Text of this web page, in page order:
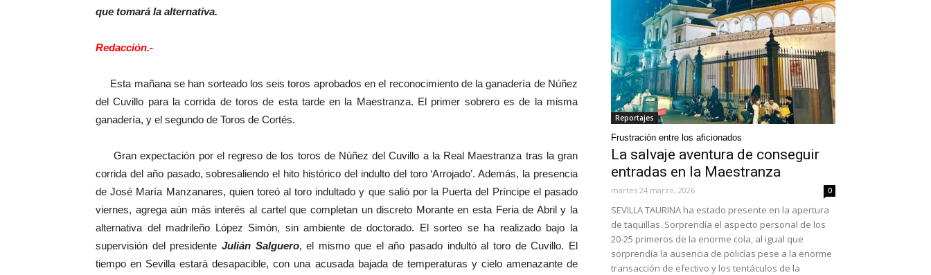
que tomará la alternativa.
Redacción.-
Esta mañana se han sorteado los seis toros aprobados en el reconocimiento de la ganadería de Núñez
del Cuvillo para la corrida de toros de esta tarde en la Maestranza. El primer sobrero es de la misma
ganadería, y el segundo de Toros de Cortés.
Gran expectación por el regreso de los toros de Núñez del Cuvillo a la Real Maestranza tras la gran
corrida del año pasado, sobresaliendo el hito histórico del indulto del toro ‘Arrojado’. Además, la presencia
de José María Manzanares, quien toreó al toro indultado y que salió por la Puerta del Príncipe el pasado
viernes, agrega aún más interés al cartel que completan un discreto Morante en esta Feria de Abril y la
alternativa del madrileño López Simón, sin ambiente de doctorado. El sorteo se ha realizado bajo la
supervisión del presidenteJulián Salguero, el mismo que el año pasado indultó al toro de Cuvillo. El
tiempo en Sevilla estará desapacible, con una acusada bajada de temperaturas y cielo amenazante de
Reportajes
Frustración entre los aficionados
La salvaje aventura de conseguir
entradas en la Maestranza
martes 24 marzo, 2026 0
SEVILLA TAURINA ha estado presente en la apertura
de taquillas. Sorprendía el aspecto personal de los
20-25 primeros de la enorme cola, al igual que
sorprendía la ausencia de policías pese a la enorme
transacción de efectivo y los tentáculos de la